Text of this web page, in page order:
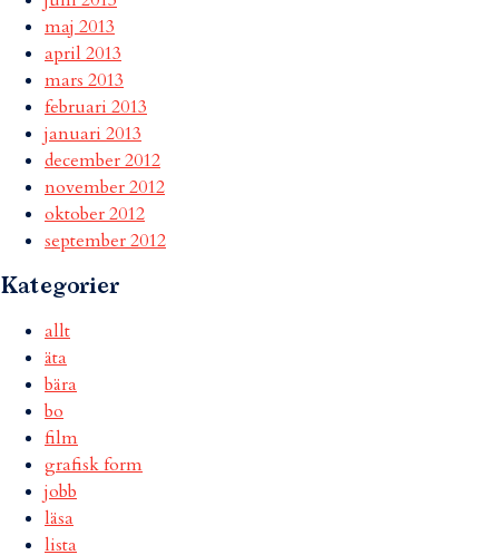
maj 2013
april 2013
mars 2013
februari 2013
januari 2013
december 2012
november 2012
oktober 2012
september 2012
Kategorier
allt
äta
bära
bo
film
grafisk form
jobb
läsa
lista